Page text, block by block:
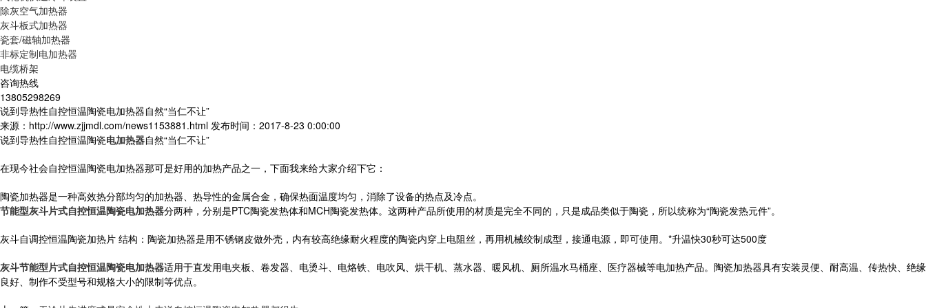
除灰空气加热器
灰斗板式加热器
瓷套/磁轴加热器
非标定制电加热器
电缆桥架
咨询热线
13805298269
说到导热性自控恒温陶瓷电加热器自然“当仁不让”
来源：http://www.zjjmdl.com/news1153881.html 发布时间：2017-8-23 0:00:00
说到导热性自控恒温陶瓷电加热器自然“当仁不让”
在现今社会自控恒温陶瓷电加热器那可是好用的加热产品之一，下面我来给大家介绍下它：
陶瓷加热器是一种高效热分部均匀的加热器、热导性的金属合金，确保热面温度均匀，消除了设备的热点及冷点。
节能型灰斗片式自控恒温陶瓷电加热器分两种，分别是PTC陶瓷发热体和MCH陶瓷发热体。这两种产品所使用的材质是完全不同的，只是成品类似于陶瓷，所以统称为“陶瓷发热元件”。
灰斗自调控恒温陶瓷加热片 结构：陶瓷加热器是用不锈钢皮做外壳，内有较高绝缘耐火程度的陶瓷内穿上电阻丝，再用机械绞制成型，接通电源，即可使用。*升温快30秒可达500度
灰斗节能型片式自控恒温陶瓷电加热器适用于直发用电夹板、卷发器、电烫斗、电烙铁、电吹风、烘干机、蒸水器、暖风机、厕所温水马桶座、医疗器械等电加热产品。陶瓷加热器具有安装灵便、耐高温、传热快、绝缘
良好、制作不受型号和规格大小的限制等优点。